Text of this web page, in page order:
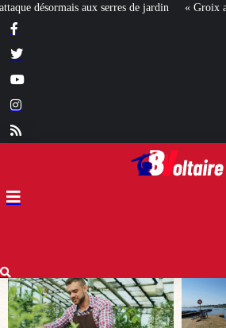
antifa ! », le nouveau profil de la gauche